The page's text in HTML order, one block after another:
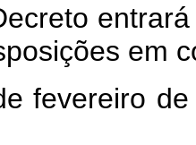
em
fevereiro